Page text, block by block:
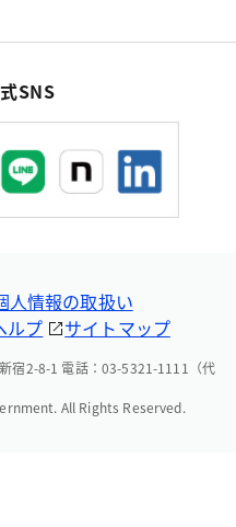
SNS
人情報の取扱い
ルプ サイトマップ
宿2-8-1 電話：03-5321-1111（代
All Rights Reserved.